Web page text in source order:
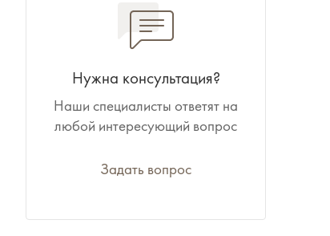
Духовые инструменты
Классические инструменты
Народные инструменты
Нужна консультация?
Наши специалисты ответят на
любой интересующий вопрос
Задать вопрос